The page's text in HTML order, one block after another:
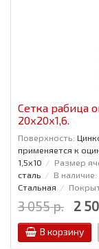
Сетка рабица
20x20x1,6.
Поверхность:
применяется к
1,5x10
Размер
сталь
В наличие:
Стальная
3 055 р. 2
В корзину